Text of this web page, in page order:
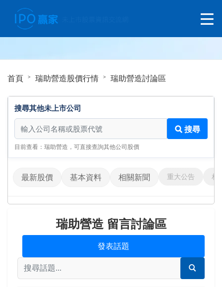
首頁 瑞助營造股價行情 瑞助營造討論區
搜尋其他未上市公司
搜尋其他未上市公司
搜尋
目前查看：瑞助營造，可直接查詢其他公司股價
最新股價 基本資料 相關新聞 重大公告 相
瑞助營造 留言討論區
發表話題